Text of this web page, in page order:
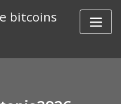
bitcoins